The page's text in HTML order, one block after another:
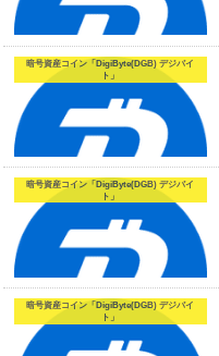
暗号資産コイン「DigiByte(DGB) デジバイ
ト」
暗号資産コイン「DigiByte(DGB) デジバイ
ト」
暗号資産コイン「DigiByte(DGB) デジバイ
ト」